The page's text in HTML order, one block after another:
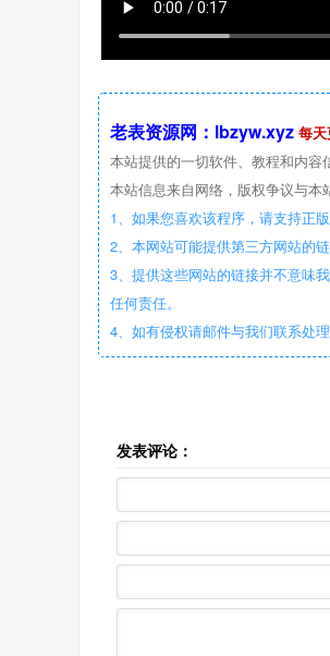
老表资源网：lbzyw.xyz 每
本站提供的一切软件、教程和内容
本站信息来自网络，版权争议与本
1、如果您喜欢该程序，请支持正
2、本网站可能提供第三方网站的
3、提供这些网站的链接并不意味
任何责任。
4、如有侵权请邮件与我们联系处
发表评论：